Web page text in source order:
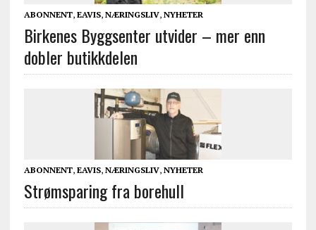
ABONNENT, EAVIS, NÆRINGSLIV, NYHETER
Birkenes Byggsenter utvider – mer enn
dobler butikkdelen
ABONNENT, EAVIS, NÆRINGSLIV, NYHETER
Strømsparing fra borehull